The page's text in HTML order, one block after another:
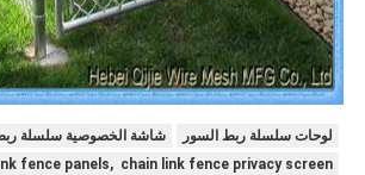
لوحات سلسلة ربط السور
شاشة الخصوصية سلسلة
fence panels, chain link fence privacy screen